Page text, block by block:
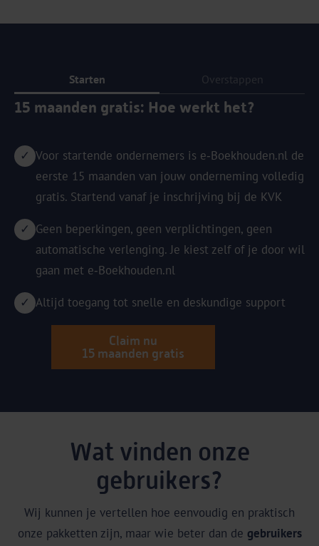
Starten
15 maanden gratis: Hoe werkt het?
Voor startende ondernemers is e‑Boekhouden.nl de
eerste 15 maanden van jouw onderneming volledig
gratis. Startend vanaf je inschrijving bij de KVK
Geen beperkingen, geen verplichtingen, geen
automatische verlenging. Je kiest zelf of je door wil
gaan met e‑Boekhouden.nl
Altijd toegang tot snelle en deskundige support
Claim nu
15 maanden gratis
Overstappen
Wat vinden onze
gebruikers?
Wij kunnen je vertellen hoe eenvoudig en praktisch
onze pakketten zijn, maar wie beter dan de gebruikers